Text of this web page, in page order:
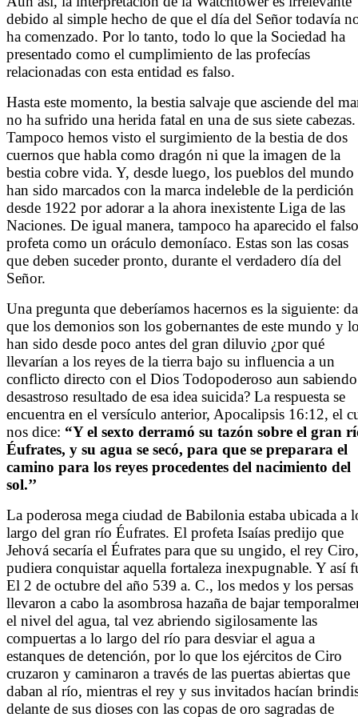
debido al simple hecho de que el día del Señor todavía
ha comenzado. Por lo tanto, todo lo que la Sociedad ha
presentado como el cumplimiento de las profecías
relacionadas con esta entidad es falso.
Hasta este momento, la bestia salvaje que asciende del
no ha sufrido una herida fatal en una de sus siete cabezas.
Tampoco hemos visto el surgimiento de la bestia de dos
cuernos que habla como dragón ni que la imagen de la
bestia cobre vida. Y, desde luego, los pueblos del mundo
han sido marcados con la marca indeleble de la perdición
desde 1922 por adorar a la ahora inexistente Liga de las
Naciones. De igual manera, tampoco ha aparecido el falso
profeta como un oráculo demoníaco. Estas son las cosas
que deben suceder pronto, durante el verdadero día del
Señor.
Una pregunta que deberíamos hacernos es la siguiente:
que los demonios son los gobernantes de este mundo y
han sido desde poco antes del gran diluvio ¿por qué
llevarían a los reyes de la tierra bajo su influencia a un
conflicto directo con el Dios Todopoderoso aun
desastroso resultado de esa idea suicida? La respuesta se
encuentra en el versículo anterior, Apocalipsis 16:12, el
nos dice: “Y el sexto derramó su tazón sobre el gran
Éufrates, y su agua se secó, para que se preparara el
camino para los reyes procedentes del nacimiento del
sol.’’
La poderosa mega ciudad de Babilonia estaba ubicada a
largo del gran río Éufrates. El profeta Isaías predijo que
Jehová secaría el Éufrates para que su ungido, el rey Ciro,
pudiera conquistar aquella fortaleza inexpugnable. Y así
El 2 de octubre del año 539 a. C., los medos y los persas
llevaron a cabo la asombrosa hazaña de bajar
el nivel del agua, tal vez abriendo sigilosamente las
compuertas a lo largo del río para desviar el agua a
estanques de detención, por lo que los ejércitos de Ciro
cruzaron y caminaron a través de las puertas abiertas que
daban al río, mientras el rey y sus invitados hacían
delante de sus dioses con las copas de oro sagradas de